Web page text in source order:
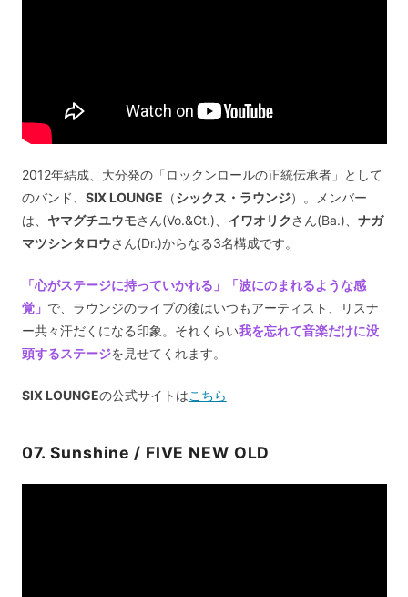
2012年結成、大分発の「ロックンロールの正統伝承者」として
のバンド、 SIX LOUNGE （シックス・ラウンジ）。メンバー
は、 ヤマグチユウモさん(Vo.&Gt.)、 イワオリク さん(Ba.)、 ナガ
マツシンタロウさん(Dr.)からなる3名構成です。
「心がステージに持っていかれる」「波にのまれるような感
覚」 で、ラウンジのライブの後はいつもアーティスト、リスナ
ー共々汗だくになる印象。それくらい我を忘れて音楽だけに没
頭するステージを見せてくれます。
SIX LOUNGEの公式サイトはこちら
07. Sunshine / FIVE NEW OLD